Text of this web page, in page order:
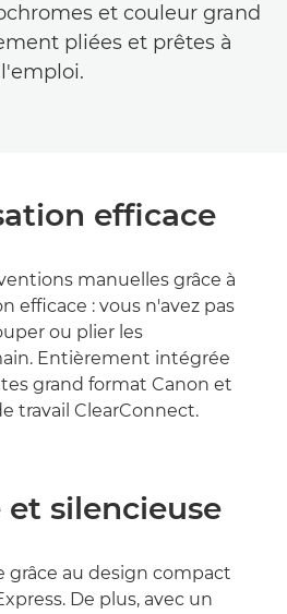
et couleur grand
pliées et prêtes à
l'emploi.
efficace
manuelles grâce à
efficace : vous n'avez pas
ou plier les
Entièrement intégrée
grand format Canon et
travail ClearConnect.
et silencieuse
grâce au design compact
De plus, avec un